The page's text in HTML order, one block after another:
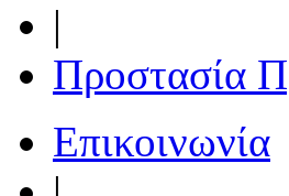
|
Προστασία
Επικοινωνία